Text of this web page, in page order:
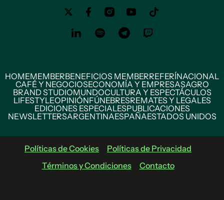
HOMEMEMBERBENEFICIOS MEMBERREFERÍNACIONAL
CAFÉ Y NEGOCIOSECONOMÍA Y EMPRESASAGRO
BRAND STUDIOMUNDOCULTURA Y ESPECTÁCULOS
LIFESTYLEOPINIÓNFÚNEBRESREMATES Y LEGALES
EDICIONES ESPECIALESPUBLICACIONES
NEWSLETTERSARGENTINAESPAÑAESTADOS UNIDOS
Políticas de Cookies
Políticas de Privacidad
Términos y Condiciones
Contacto